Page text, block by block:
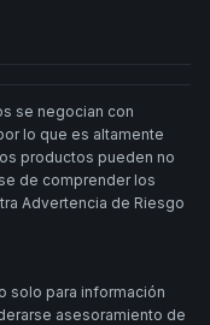
se negocian con
lo que es altamente
productos pueden no
de comprender los
Advertencia de Riesgo
solo para información
asesoramiento de